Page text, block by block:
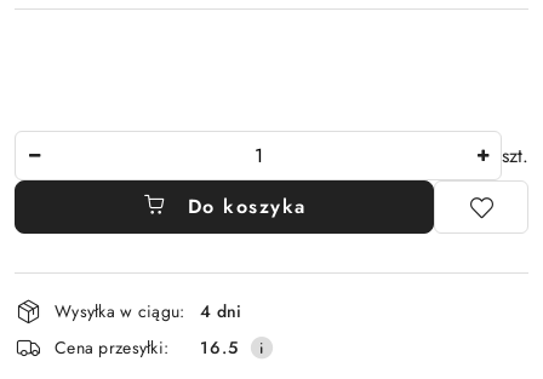
szt.
Do koszyka
Dostępność
i
dostawa
Wysyłka w ciągu:
4 dni
Cena przesyłki:
16.5